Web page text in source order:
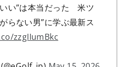
い”は本当だった 米ツ
らない男”に学ぶ最新ス
zzgIIumBkc